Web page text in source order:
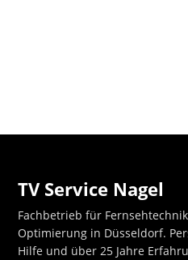
TV Service Nagel
Fachbetrieb für
Optimierung in Düsseldorf.
Hilfe und über 25 Jahre